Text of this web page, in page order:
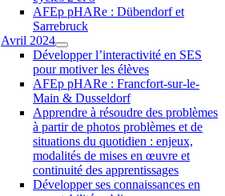
AFEp pHARe : Dübendorf et
Sarrebruck
Avril 2024
Développer l’interactivité en SES
pour motiver les élèves
AFEp pHARe : Francfort-sur-le-
Main & Dusseldorf
Apprendre à résoudre des problèmes
à partir de photos problèmes et de
situations du quotidien : enjeux,
modalités de mises en œuvre et
continuité des apprentissages
Développer ses connaissances en